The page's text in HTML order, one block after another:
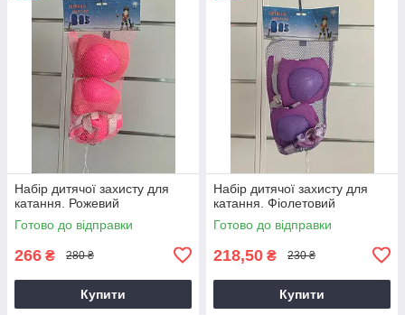
Набір дитячої захисту для
катання. Рожевий
Готово до відправки
266 ₴ 280 ₴
Купити
Набір дитячої захисту для
катання. Фіолетовий
Готово до відправки
218,50 ₴ 230 ₴
Купити